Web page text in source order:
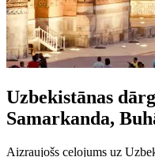
Uzbekistānas
Samarkanda,
Aizraujošs ceļojums uz